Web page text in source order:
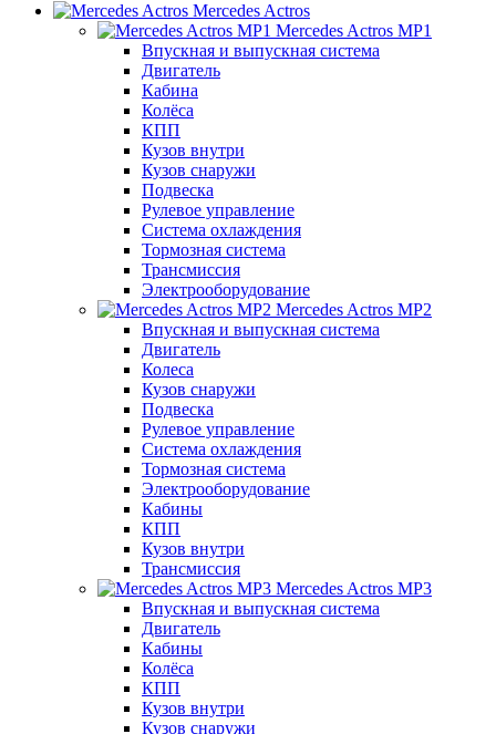
Mercedes Actros
Mercedes Actros MP1
Впускная и выпускная система
Двигатель
Кабина
Колёса
КПП
Кузов внутри
Кузов снаружи
Подвеска
Рулевое управление
Система охлаждения
Тормозная система
Трансмиссия
Электрооборудование
Mercedes Actros MP2
Впускная и выпускная система
Двигатель
Колеса
Кузов снаружи
Подвеска
Рулевое управление
Система охлаждения
Тормозная система
Электрооборудование
Кабины
КПП
Кузов внутри
Трансмиссия
Mercedes Actros MP3
Впускная и выпускная система
Двигатель
Кабины
Колёса
КПП
Кузов внутри
Кузов снаружи